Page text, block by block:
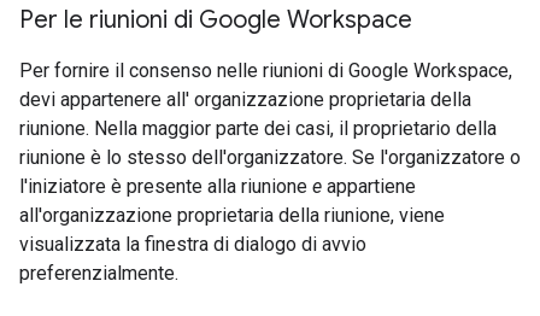
Per le riunioni di Google Workspace
Per fornire il consenso nelle riunioni di Google Workspace,
devi appartenere all' organizzazione proprietaria della
riunione. Nella maggior parte dei casi, il proprietario della
riunione è lo stesso dell'organizzatore. Se l'organizzatore o
l'iniziatore è presente alla riunione e appartiene
all'organizzazione proprietaria della riunione, viene
visualizzata la finestra di dialogo di avvio
preferenzialmente.